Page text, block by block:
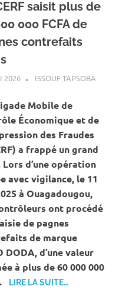
saisit plus de
000 FCFA de
contrefaits
2026 ISSOUF TAPSOBA
Mobile de
Économique et de
des Fraudes
a frappé un grand
Lors d’une opération
avec vigilance, le 11
à Ouagadougou,
ont procédé
de pagnes
de marque
DODA, d’une valeur
à plus de 60 000 000
LIRE LA SUITE…